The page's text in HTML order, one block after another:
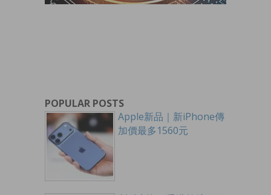
POPULAR POSTS
Apple新品｜新iPhone傳
加價最多1560元